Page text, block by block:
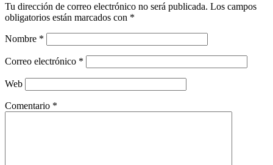
Tu dirección de correo electrónico no será publicada. Los campos
obligatorios están marcados con *
Nombre *
Correo electrónico *
Web
Comentario *